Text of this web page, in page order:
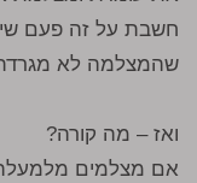
חשבת על זה פעם
שהמצלמה לא
ואז – מה קורה?
אם מצלמים